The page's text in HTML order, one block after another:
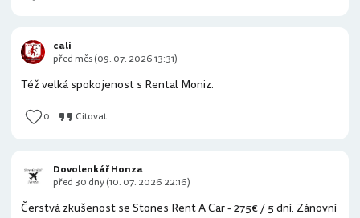
Též velká spokojenost s Rental Moniz.
0 Citovat
cali
před měs (09. 07. 2026 13:31)
Čerstvá zkušenost se Stones Rent A Car - 275€ / 5 dní. Zánovní
Dovolenkář Honza
před 30 dny (10. 07. 2026 22:16)